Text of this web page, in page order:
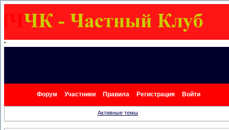
"
Форум Участники Правила Регистрация Войти
Активные темы